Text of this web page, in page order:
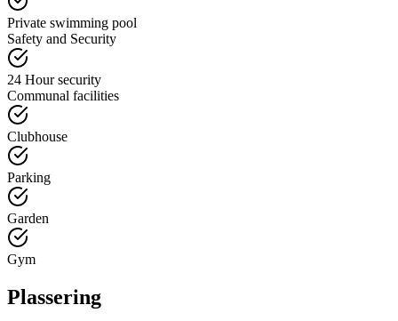
Private swimming pool
Safety and Security
24 Hour security
Communal facilities
Clubhouse
Parking
Garden
Gym
Plassering